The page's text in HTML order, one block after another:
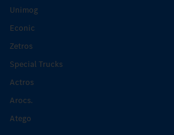
Unimog
Econic
Zetros
Special Trucks
Actros
Arocs.
Atego